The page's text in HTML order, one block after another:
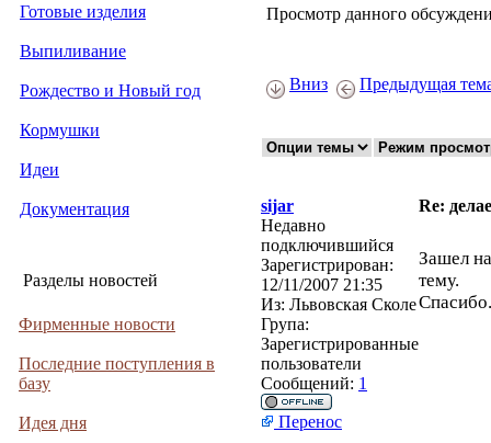
Готовые изделия
Выпиливание
Рождество и Новый год
Кормушки
Идеи
Документация
Разделы новостей
Фирменные новости
Последние поступления в
базу
Идея дня
Просмотр данного
Вниз Предыдущая
sijar
Re:
Недавно
подключившийся
Зарегистрирован:
12/11/2007 21:35
Из: Львовская Сколе
Група:
Зарегистрированные
пользователи
Сообщений: 1
Зашел
тему.
Спасибо.
Перенос